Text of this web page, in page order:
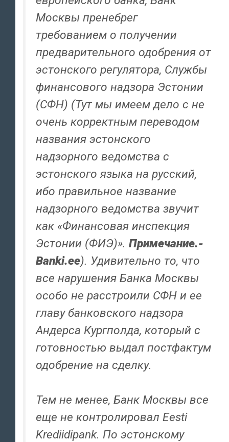
Москвы пренебрег
требованием о получении
предварительного одобрения от
эстонского регулятора, Службы
финансового надзора Эстонии
(СФН) (Тут мы имеем дело с не
очень корректным переводом
названия эстонского
надзорного ведомства с
эстонского языка на русский,
ибо правильное название
надзорного ведомства звучит
как «Финансовая инспекция
Эстонии (ФИЭ)». Примечание.-
Banki.ee). Удивительно то, что
все нарушения Банка Москвы
особо не расстроили СФН и ее
главу банковского надзора
Андерса Кургполда, который с
готовностью выдал постфактум
одобрение на сделку.
Тем не менее, Банк Москвы все
еще не контролировал Eesti
Krediidipank. По эстонскому